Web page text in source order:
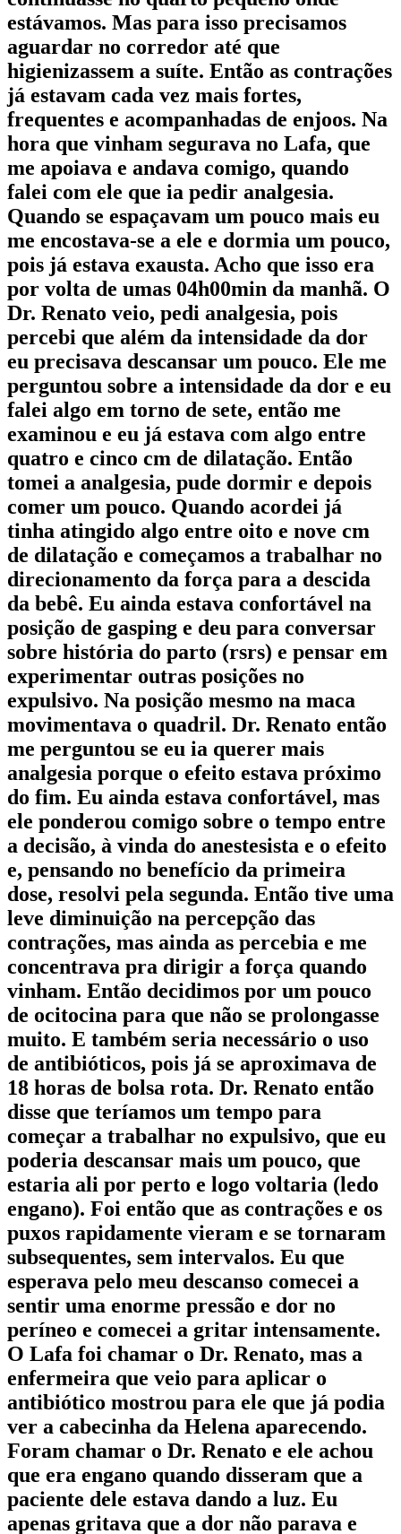
estávamos. Mas para isso precisamos
aguardar no corredor até que
higienizassem a suíte. Então as contrações
já estavam cada vez mais fortes,
frequentes e acompanhadas de enjoos. Na
hora que vinham segurava no Lafa, que
me apoiava e andava comigo, quando
falei com ele que ia pedir analgesia.
Quando se espaçavam um pouco mais eu
me encostava-se a ele e dormia um pouco,
pois já estava exausta. Acho que isso era
por volta de umas 04h00min da manhã. O
Dr. Renato veio, pedi analgesia, pois
percebi que além da intensidade da dor
eu precisava descansar um pouco. Ele me
perguntou sobre a intensidade da dor e eu
falei algo em torno de sete, então me
examinou e eu já estava com algo entre
quatro e cinco cm de dilatação. Então
tomei a analgesia, pude dormir e depois
comer um pouco. Quando acordei já
tinha atingido algo entre oito e nove cm
de dilatação e começamos a trabalhar no
direcionamento da força para a descida
da bebê. Eu ainda estava confortável na
posição de gasping e deu para conversar
sobre história do parto (rsrs) e pensar em
experimentar outras posições no
expulsivo. Na posição mesmo na maca
movimentava o quadril. Dr. Renato então
me perguntou se eu ia querer mais
analgesia porque o efeito estava próximo
do fim. Eu ainda estava confortável, mas
ele ponderou comigo sobre o tempo entre
a decisão, à vinda do anestesista e o efeito
e, pensando no benefício da primeira
dose, resolvi pela segunda. Então tive uma
leve diminuição na percepção das
contrações, mas ainda as percebia e me
concentrava pra dirigir a força quando
vinham. Então decidimos por um pouco
de ocitocina para que não se prolongasse
muito. E também seria necessário o uso
de antibióticos, pois já se aproximava de
18 horas de bolsa rota. Dr. Renato então
disse que teríamos um tempo para
começar a trabalhar no expulsivo, que eu
poderia descansar mais um pouco, que
estaria ali por perto e logo voltaria (ledo
engano). Foi então que as contrações e os
puxos rapidamente vieram e se tornaram
subsequentes, sem intervalos. Eu que
esperava pelo meu descanso comecei a
sentir uma enorme pressão e dor no
períneo e comecei a gritar intensamente.
O Lafa foi chamar o Dr. Renato, mas a
enfermeira que veio para aplicar o
antibiótico mostrou para ele que já podia
ver a cabecinha da Helena aparecendo.
Foram chamar o Dr. Renato e ele achou
que era engano quando disseram que a
paciente dele estava dando a luz. Eu
apenas gritava que a dor não parava e